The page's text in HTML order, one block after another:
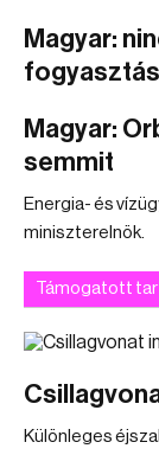
Magyar:
Magyar:
semmit
Energia- és
miniszterelnök.
Támogatott
Különleges